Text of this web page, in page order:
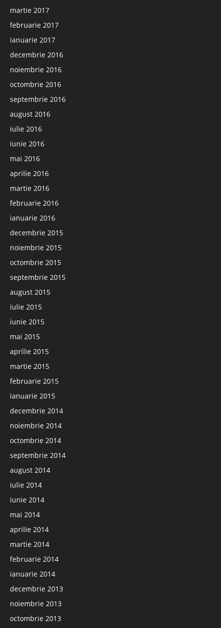
martie 2017
februarie 2017
ianuarie 2017
decembrie 2016
noiembrie 2016
octombrie 2016
septembrie 2016
august 2016
iulie 2016
iunie 2016
mai 2016
aprilie 2016
martie 2016
februarie 2016
ianuarie 2016
decembrie 2015
noiembrie 2015
octombrie 2015
septembrie 2015
august 2015
iulie 2015
iunie 2015
mai 2015
aprilie 2015
martie 2015
februarie 2015
ianuarie 2015
decembrie 2014
noiembrie 2014
octombrie 2014
septembrie 2014
august 2014
iulie 2014
iunie 2014
mai 2014
aprilie 2014
martie 2014
februarie 2014
ianuarie 2014
decembrie 2013
noiembrie 2013
octombrie 2013